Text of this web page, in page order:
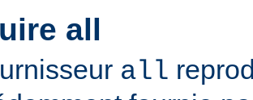
all
all